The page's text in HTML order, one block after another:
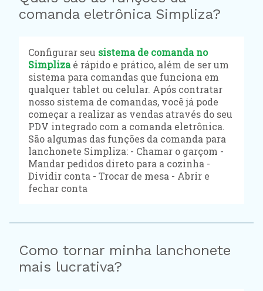
comanda eletrônica Simpliza?
Configurar seu sistema de comanda no
Simplizaé rápido e prático, além de ser um
sistema para comandas que funciona em
qualquer tablet ou celular. Após contratar
nosso sistema de comandas, você já pode
começar a realizar as vendas através do seu
PDV integrado com a comanda eletrônica.
São algumas das funções da comanda para
lanchonete Simpliza: - Chamar o garçom -
Mandar pedidos direto para a cozinha -
Dividir conta - Trocar de mesa - Abrir e
fechar conta
Como tornar minha lanchonete
mais lucrativa?